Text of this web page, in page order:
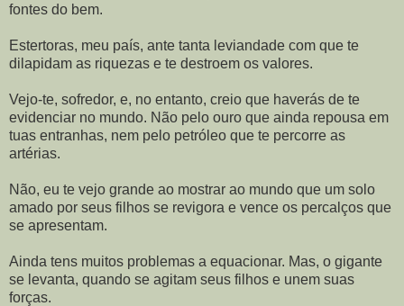
fontes do bem.
Estertoras, meu país, ante tanta leviandade com que te
dilapidam as riquezas e te destroem os valores.
Vejo-te, sofredor, e, no entanto, creio que haverás de te
evidenciar no mundo. Não pelo ouro que ainda repousa em
tuas entranhas, nem pelo petróleo que te percorre as
artérias.
Não, eu te vejo grande ao mostrar ao mundo que um solo
amado por seus filhos se revigora e vence os percalços que
se apresentam.
Ainda tens muitos problemas a equacionar. Mas, o gigante
se levanta, quando se agitam seus filhos e unem suas
forças.